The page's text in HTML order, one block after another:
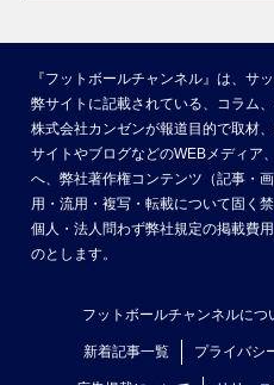
『フットボールチャンネル』は、サ
弊サイトに記載されている、コラム
株式会社カンゼンが報道目的で取材
サイトやブログなどのWEBメディア
へ、弊社著作権コンテンツ（記事・
用・流用・複写・転載について固く
個人・法人問わず弊社規定の掲載費
のとします。
フットボールチャンネルにつ
新着記事一覧 プライバシ